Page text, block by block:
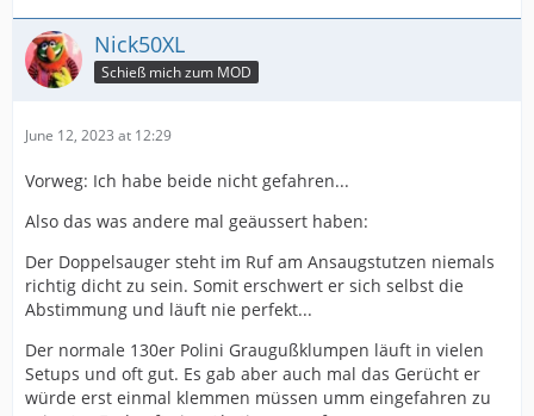
Nick50XL
Schieß mich zum MOD
June 12, 2023 at 12:29
Vorweg: Ich habe beide nicht gefahren...
Also das was andere mal geäussert haben:
Der Doppelsauger steht im Ruf am Ansaugstutzen niemals
richtig dicht zu sein. Somit erschwert er sich selbst die
Abstimmung und läuft nie perfekt...
Der normale 130er Polini Graugußklumpen läuft in vielen
Setups und oft gut. Es gab aber auch mal das Gerücht er
würde erst einmal klemmen müssen umm eingefahren zu